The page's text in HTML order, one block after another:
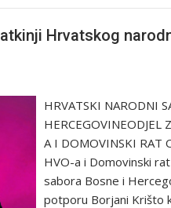
Hrvatskog
HRVATSKI NARODNI
HERCEGOVINEODJEL
A I DOMOVINSKI RAT
HVO-a i Domovinski
sabora Bosne i
potporu Borjani Krišto